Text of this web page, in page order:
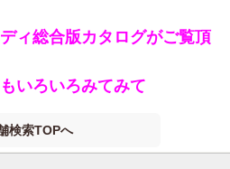
ィ総合版カタログがご覧頂
いろいろみてみて
検索TOPへ